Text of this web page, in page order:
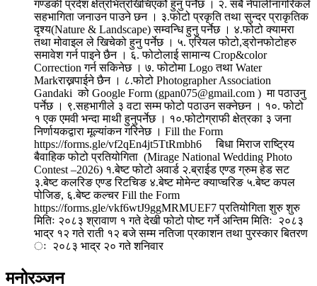
गण्डकी प्रदेश क्षेत्रभित्रखिचिएकोे हुनु पर्नेछ । २. सबै नेपालीनागरिकले
सहभागिता जनाउन पाउने छन । ३.फोटो प्रकृति तथा सुन्दर प्राकृतिक
दृश्य(Nature & Landscape) सम्वन्धि हुनु पर्नेछ । ४.फोटो क्यामरा
तथा मोवाइल ले खिचेको हुनु पर्नेछ । ५. एरियल फोटो,ड्रोनफोटोहरु
समावेश गर्न पाइने छैन । ६. फोटोलाई सामान्य Crop&color
Correction गर्न सकिनेछ । ७. फोटोमा Logo तथा Water
Markराख्नपाईने छैन । ८.फोटो Photographer Association
Gandaki को Google Form (gpan075@gmail.com ) मा पठाउनु
पर्नेछ । ९.सहभागीले ३ वटा सम्म फोटो पठाउन सक्नेछन । १०. फोटो
१ एक एमवी भन्दा माथी हुनुपर्नेछ । १०.फोटोग्राफी क्षेत्रका ३ जना
निर्णायकद्वारा मूल्यांकन गरिनेछ । Fill the Form
https://forms.gle/vf2qEn4jt5TtRmbh6 बिधा मिराज राष्ट्रिय
बैवाहिक फोटो प्रतियोगिता (Mirage National Wedding Photo
Contest –2026) १.बेष्ट फोटो अवार्ड २.ब्राईड एण्ड ग्रुम हेड सट
३.बेष्ट कलरिङ एण्ड रिटचिङ ४.बेष्ट मोमेन्ट क्याप्चरिङ ५.बेष्ट कपल
पोजिङ, ६.बेष्ट कल्चर Fill the Form
https://forms.gle/vkf6wtJ9ggMRMUEF7 प्रतियोगिता शुरु शुरु
मितिः २०८३ श्रावाण १ गते देखी फोटो पोष्ट गर्ने अन्तिम मितिः २०८३
भाद्र १२ गते राती १२ बजे सम्म नतिजा प्रकाशन तथा पुरस्कार बितरण
ः २०८३ भाद्र २० गते शनिवार
मनोरञ्जन